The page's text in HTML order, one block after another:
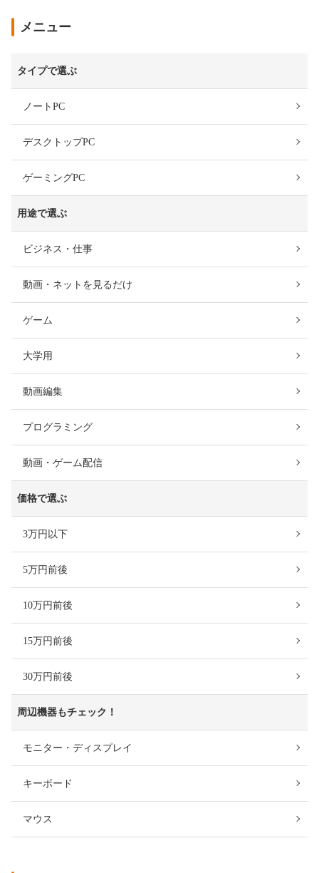
メニュー
タイプで選ぶ
ノートPC
デスクトップPC
ゲーミングPC
用途で選ぶ
ビジネス・仕事
動画・ネットを見るだけ
ゲーム
大学用
動画編集
プログラミング
動画・ゲーム配信
価格で選ぶ
3万円以下
5万円前後
10万円前後
15万円前後
30万円前後
周辺機器もチェック！
モニター・ディスプレイ
キーボード
マウス